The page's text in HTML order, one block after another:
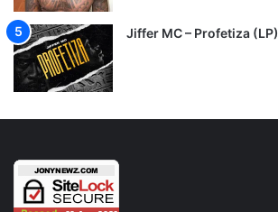
Jiffer MC – Profetiza (LP)